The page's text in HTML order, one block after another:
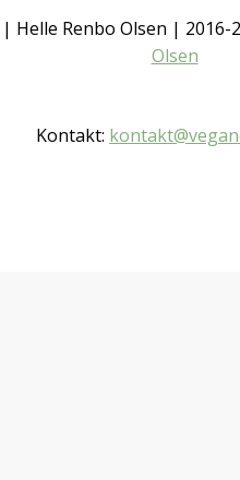
Helle Renbo Olsen |
Olsen
Kontakt: